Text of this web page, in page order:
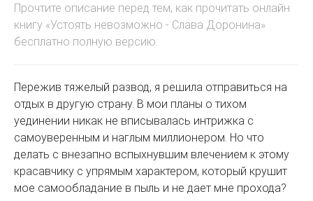
Прочтите описание перед тем, как прочитать онлайн
книгу «Устоять невозможно - Слава Доронина»
бесплатно полную версию:
Пережив тяжелый развод, я решила отправиться на
отдых в другую страну. В мои планы о тихом
уединении никак не вписывалась интрижка с
самоуверенным и наглым миллионером. Но что
делать с внезапно вспыхнувшим влечением к этому
красавчику с упрямым характером, который крушит
мое самообладание в пыль и не дает мне прохода?